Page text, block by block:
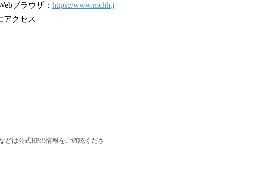
ブラウザ： https://www.mchh.j
アクセス
は公式HPの情報をご確認くださ